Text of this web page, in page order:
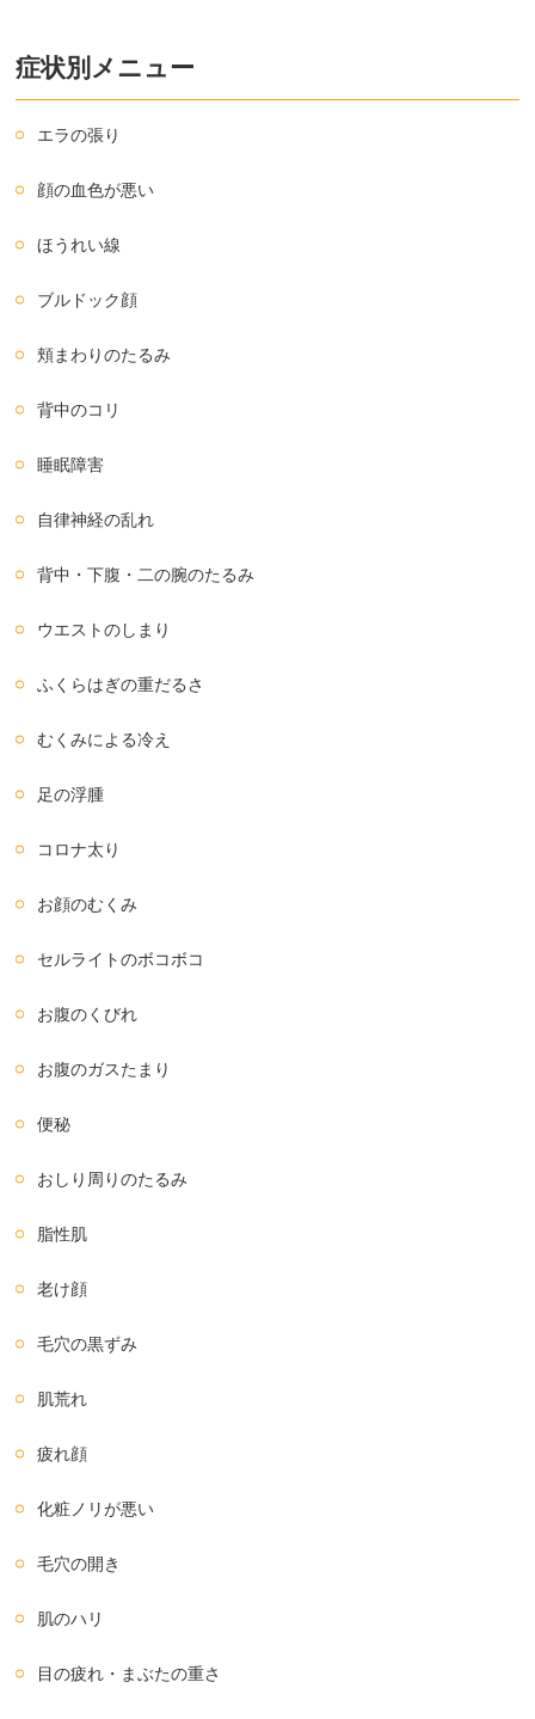
症状別メニュー
エラの張り
顔の血色が悪い
ほうれい線
ブルドック顔
頬まわりのたるみ
背中のコリ
睡眠障害
自律神経の乱れ
背中・下腹・二の腕のたるみ
ウエストのしまり
ふくらはぎの重だるさ
むくみによる冷え
足の浮腫
コロナ太り
お顔のむくみ
セルライトのボコボコ
お腹のくびれ
お腹のガスたまり
便秘
おしり周りのたるみ
脂性肌
老け顔
毛穴の黒ずみ
肌荒れ
疲れ顔
化粧ノリが悪い
毛穴の開き
肌のハリ
目の疲れ・まぶたの重さ